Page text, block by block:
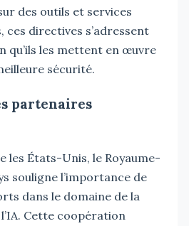
des outils et services
ces directives s’adressent
qu’ils les mettent en œuvre
sécurité.
partenaires
les États-Unis, le Royaume-
souligne l’importance de
dans le domaine de la
Cette coopération